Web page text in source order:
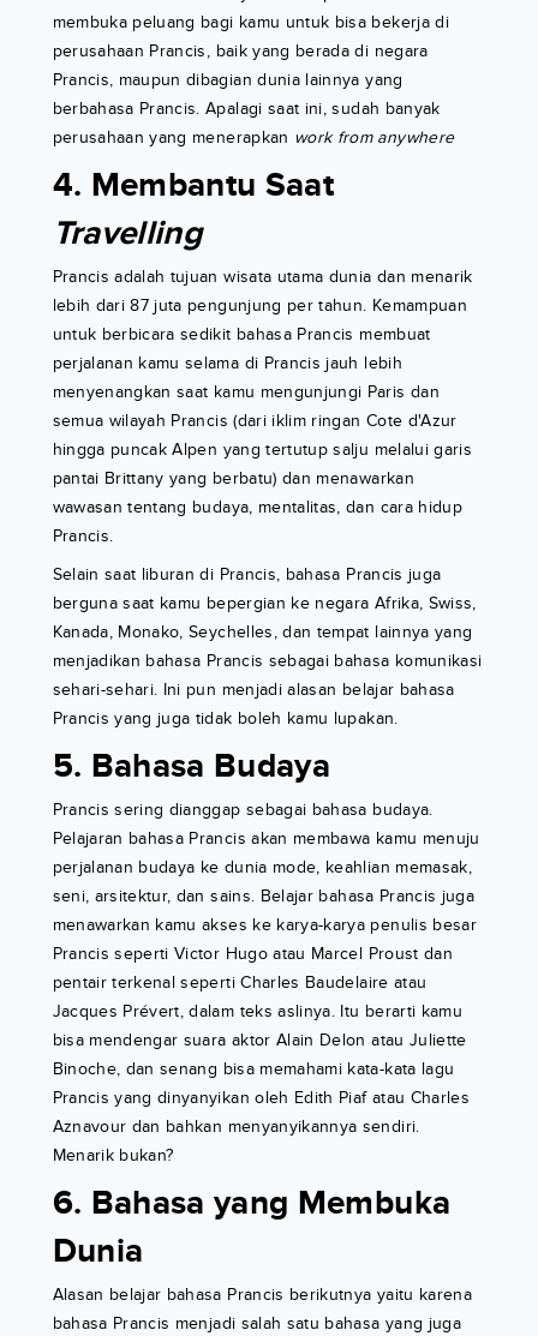
membuka peluang bagi kamu untuk bisa bekerja di
perusahaan Prancis, baik yang berada di negara
Prancis, maupun dibagian dunia lainnya yang
berbahasa Prancis. Apalagi saat ini, sudah banyak
perusahaan yang menerapkan work from anywhere
4. Membantu Saat
Travelling
Prancis adalah tujuan wisata utama dunia dan menarik
lebih dari 87 juta pengunjung per tahun. Kemampuan
untuk berbicara sedikit bahasa Prancis membuat
perjalanan kamu selama di Prancis jauh lebih
menyenangkan saat kamu mengunjungi Paris dan
semua wilayah Prancis (dari iklim ringan Cote d'Azur
hingga puncak Alpen yang tertutup salju melalui garis
pantai Brittany yang berbatu) dan menawarkan
wawasan tentang budaya, mentalitas, dan cara hidup
Prancis.
Selain saat liburan di Prancis, bahasa Prancis juga
berguna saat kamu bepergian ke negara Afrika, Swiss,
Kanada, Monako, Seychelles, dan tempat lainnya yang
menjadikan bahasa Prancis sebagai bahasa komunikasi
sehari-sehari. Ini pun menjadi alasan belajar bahasa
Prancis yang juga tidak boleh kamu lupakan.
5. Bahasa Budaya
Prancis sering dianggap sebagai bahasa budaya.
Pelajaran bahasa Prancis akan membawa kamu menuju
perjalanan budaya ke dunia mode, keahlian memasak,
seni, arsitektur, dan sains. Belajar bahasa Prancis juga
menawarkan kamu akses ke karya-karya penulis besar
Prancis seperti Victor Hugo atau Marcel Proust dan
pentair terkenal seperti Charles Baudelaire atau
Jacques Prévert, dalam teks aslinya. Itu berarti kamu
bisa mendengar suara aktor Alain Delon atau Juliette
Binoche, dan senang bisa memahami kata-kata lagu
Prancis yang dinyanyikan oleh Edith Piaf atau Charles
Aznavour dan bahkan menyanyikannya sendiri.
Menarik bukan?
6. Bahasa yang Membuka
Dunia
Alasan belajar bahasa Prancis berikutnya yaitu karena
bahasa Prancis menjadi salah satu bahasa yang juga